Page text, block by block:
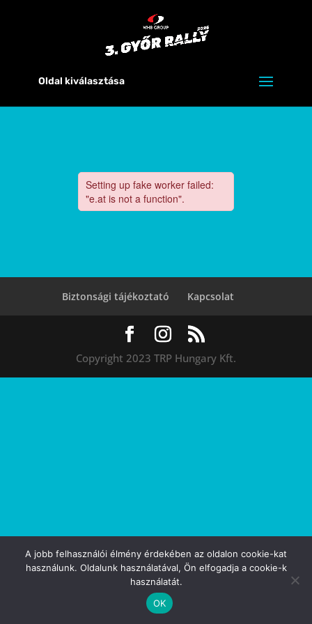
Oldal kiválasztása
Biztonsági tájékoztató Kapcsolat
Copyright 2023 TRP Hungary Kft.
A jobb felhasználói élmény érdekében az oldalon cookie-kat
használunk. Oldalunk használatával, Ön elfogadja a cookie-k
használatát.
OK